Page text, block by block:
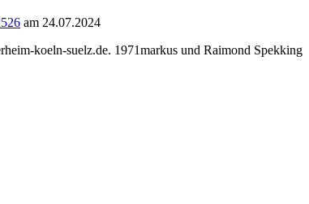
am 24.07.2024
koeln-suelz.de. 1971markus und Raimond Spekking